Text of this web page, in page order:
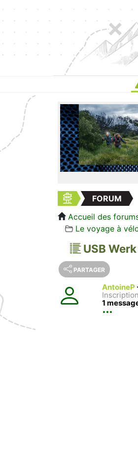
FORUM
Accueil des
Le voyage à
USB
PARTAGER
AntoineP
1